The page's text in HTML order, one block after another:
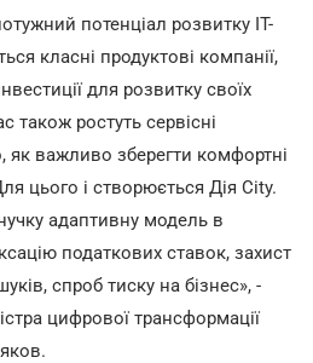
потенціал розвитку IT-
класні продуктові компанії,
для розвитку своїх
також ростуть сервісні
як важливо зберегти комфортні
цього і створюється Дія City.
адаптивну модель в
податкових ставок, захист
спроб тиску на бізнес», -
цифрової трансформації